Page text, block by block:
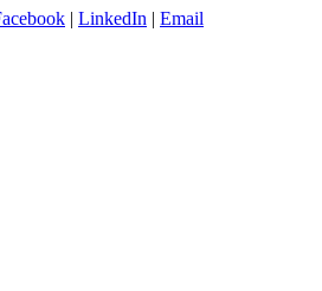
| LinkedIn | Email